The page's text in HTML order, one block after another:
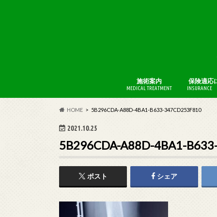
施術案内
MEDICAL TREATMENT
保険適応
INSURANCE
HOME 5B296CDA-A88D-4BA1-B633-347CD253F810
2021.10.25
5B296CDA-A88D-4BA1-
ポスト シェア